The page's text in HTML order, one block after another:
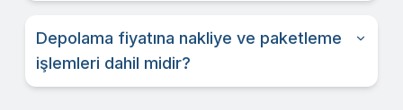
Depolama fiyatına nakliye ve paketleme
işlemleri dahil midir?